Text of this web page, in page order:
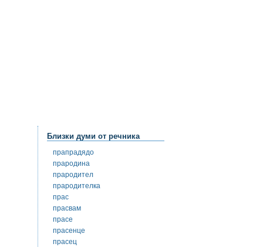
Близки думи от речника
прапрадядо
прародина
прародител
прародителка
прас
прасвам
прасе
прасенце
прасец